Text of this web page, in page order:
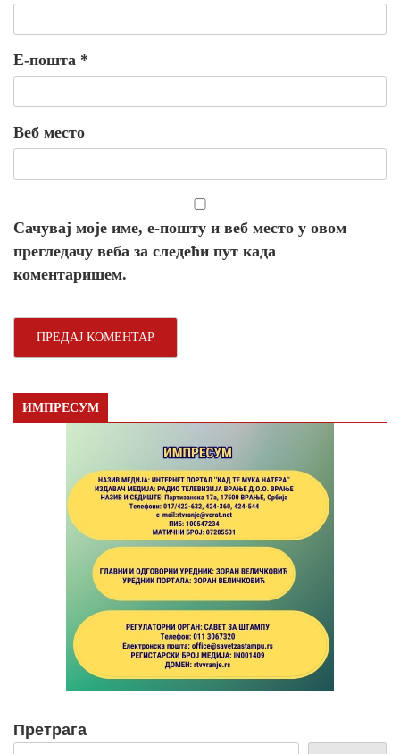
Е-пошта *
Веб место
Сачувај моје име, е-пошту и веб место у овом
прегледачу веба за следећи пут када
коментаришем.
ИМПРЕСУМ
Претрага